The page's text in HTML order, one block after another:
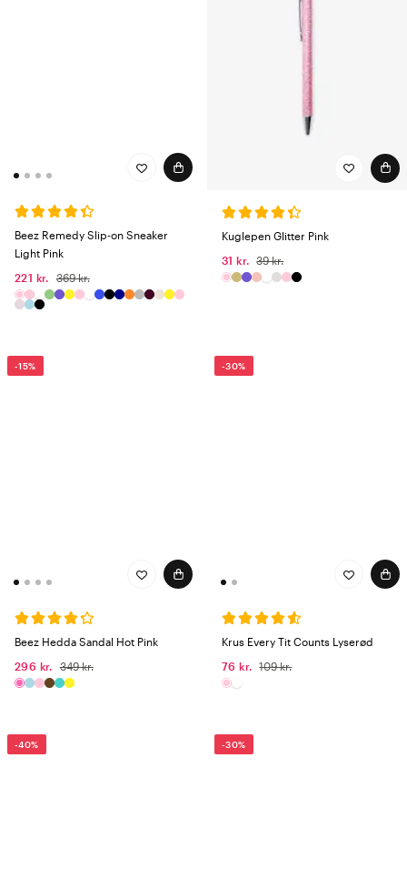
Beez Remedy Slip-on Sneaker
Light Pink
221 kr.
369 kr.
Kuglepen Glitter Pink
31 kr.
39 kr.
-15%
Beez Hedda Sandal Hot Pink
296 kr.
349 kr.
-30%
Krus Every Tit Counts Lyserød
76 kr.
109 kr.
-40% -30%